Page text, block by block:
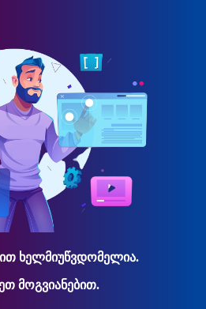
ხელმიუწვდომელია.
მოგვიანებით.